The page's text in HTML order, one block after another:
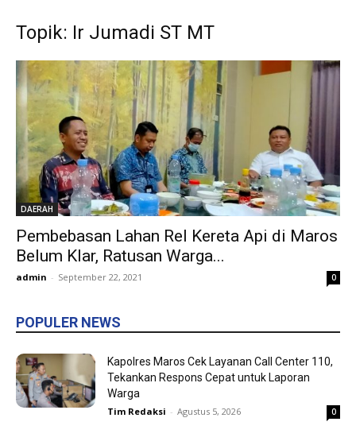
Topik: Ir Jumadi ST MT
DAERAH
Pembebasan Lahan Rel Kereta Api di Maros
Belum Klar, Ratusan Warga...
admin - September 22, 2021 0
POPULER NEWS
Kapolres Maros Cek Layanan Call Center 110,
Tekankan Respons Cepat untuk Laporan
Warga
Tim Redaksi - Agustus 5, 2026 0